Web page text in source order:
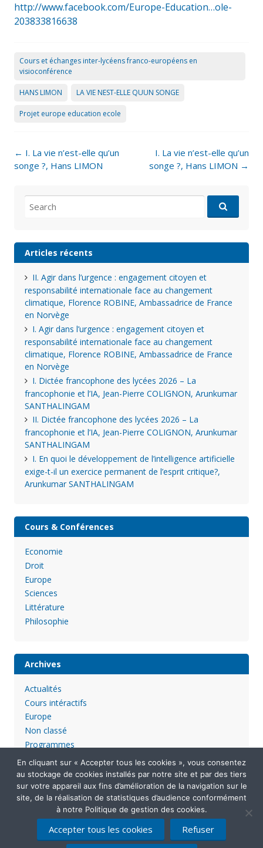
http://www.facebook.com/Europe-Education…ole-
203833816638
Cours et échanges inter-lycéens franco-européens en
visioconférence
HANS LIMON LA VIE NEST-ELLE QUUN SONGE
Projet europe education ecole
Post
navigation
← I. La vie n’est-elle qu’un
songe ?, Hans LIMON
I. La vie n’est-elle qu’un
songe ?, Hans LIMON →
for:
Articles récents
II. Agir dans l’urgence : engagement citoyen et
responsabilité internationale face au changement
climatique, Florence ROBINE, Ambassadrice de France
en Norvège
I. Agir dans l’urgence : engagement citoyen et
responsabilité internationale face au changement
climatique, Florence ROBINE, Ambassadrice de France
en Norvège
I. Dictée francophone des lycées 2026 – La
francophonie et l’IA, Jean-Pierre COLIGNON, Arunkumar
SANTHALINGAM
II. Dictée francophone des lycées 2026 – La
francophonie et l’IA, Jean-Pierre COLIGNON, Arunkumar
SANTHALINGAM
I. En quoi le développement de l’intelligence artificielle
exige-t-il un exercice permanent de l’esprit critique?,
Arunkumar SANTHALINGAM
Cours & Conférences
Economie
Droit
Europe
Sciences
Littérature
Philosophie
Archives
Actualités
Cours intéractifs
Europe
Non classé
Programmes
Mentions légales Politique de confidentialité
En cliquant sur « Accepter tous les cookies », vous consentez
au stockage de cookies installés par notre site et par des tiers
sur votre appareil aux fins d’amélioration de la navigation sur le
site, de la réalisation de statistiques d’audience conformément
à notre Politique de gestion des cookies.
Accepter tous les cookies Refuser